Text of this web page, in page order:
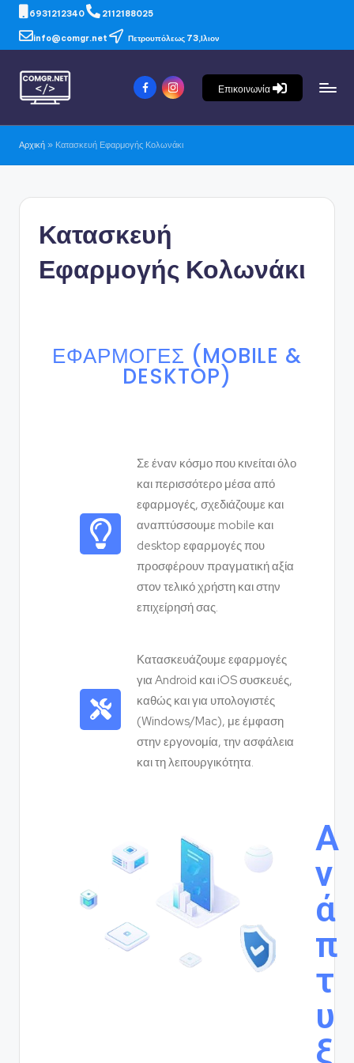
6931212340 2112188025
info@comgr.net Πετρουπόλεως 73,Ιλιον
Επικοινωνία
Αρχική » Κατασκευή Εφαρμογής Κολωνάκι
Κατασκευή
Εφαρμογής Κολωνάκι
ΕΦΑΡΜΟΓΈΣ (MOBILE &
DESKTOP)
Σε έναν κόσμο που κινείται όλο
και περισσότερο μέσα από
εφαρμογές, σχεδιάζουμε και
αναπτύσσουμε mobile και
desktop εφαρμογές που
προσφέρουν πραγματική αξία
στον τελικό χρήστη και στην
επιχείρησή σας.
Κατασκευάζουμε εφαρμογές
για Android και iOS συσκευές,
καθώς και για υπολογιστές
(Windows/Mac), με έμφαση
στην εργονομία, την ασφάλεια
και τη λειτουργικότητα.
Α
ν
ά
π
τ
υ
ξ